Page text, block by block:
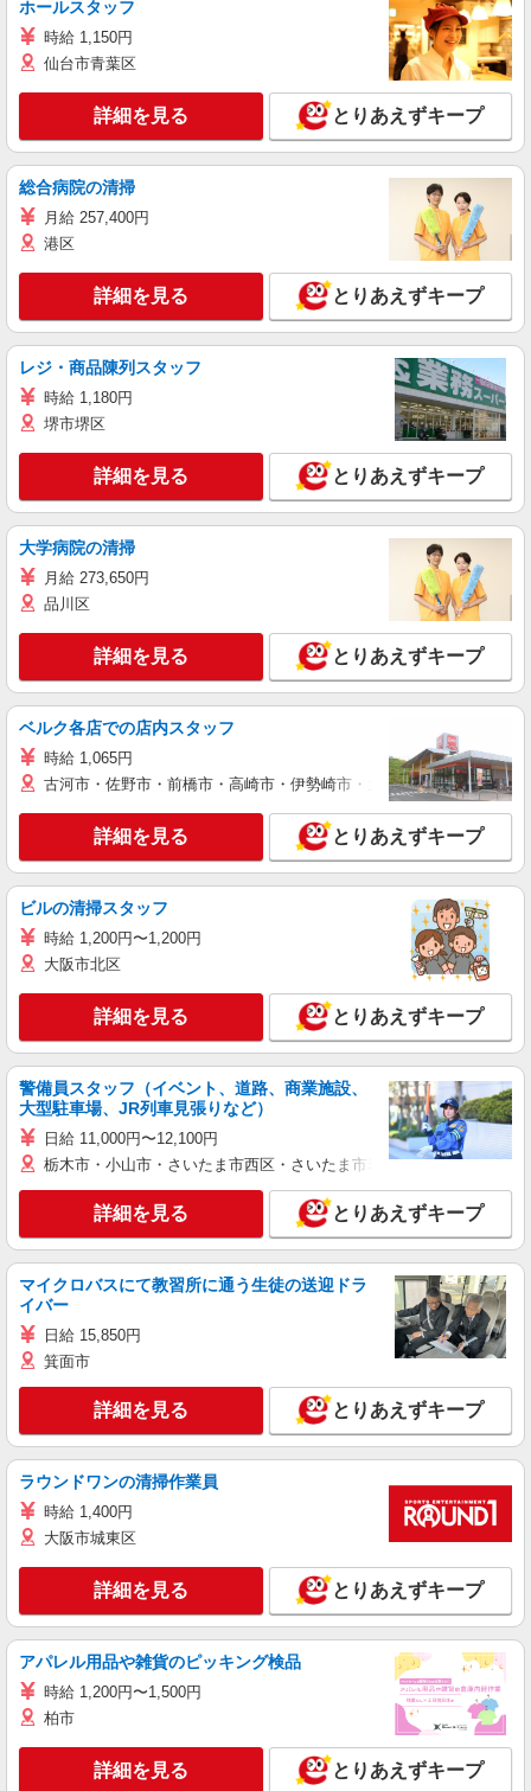
ホールスタッフ
時給 1,150円
仙台市青葉区
詳細を見る とりあえずキープ
総合病院の清掃
月給 257,400円
港区
詳細を見る とりあえずキープ
レジ・商品陳列スタッフ
時給 1,180円
堺市堺区
詳細を見る とりあえずキープ
大学病院の清掃
月給 273,650円
品川区
詳細を見る とりあえずキープ
ベルク各店での店内スタッフ
時給 1,065円
古河市・佐野市・前橋市・高崎市・伊勢崎市・太田市・館林市・藤
詳細を見る とりあえずキープ
ビルの清掃スタッフ
時給 1,200円〜1,200円
大阪市北区
詳細を見る とりあえずキープ
警備員スタッフ（イベント、道路、商業施設、
大型駐車場、JR列車見張りなど）
日給 11,000円〜12,100円
栃木市・小山市・さいたま市西区・さいたま市岩槻区・久喜市・蓮田
詳細を見る とりあえずキープ
マイクロバスにて教習所に通う生徒の送迎ドラ
イバー
日給 15,850円
箕面市
詳細を見る とりあえずキープ
ラウンドワンの清掃作業員
時給 1,400円
大阪市城東区
詳細を見る とりあえずキープ
アパレル用品や雑貨のピッキング検品
時給 1,200円〜1,500円
柏市
詳細を見る とりあえずキープ